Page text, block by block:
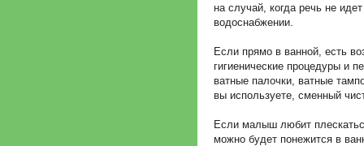
на случай, когда речь не
водоснабжении.
Если прямо в ванной, есть
гигиенические процедуры и
ватные палочки, ватные
вы используете, сменный
Если малыш любит
можно будет понежится в